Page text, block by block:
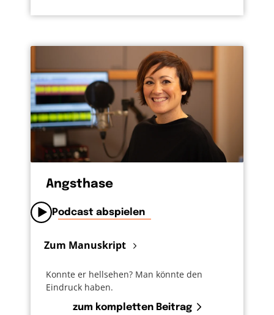
Angsthase
Podcast abspielen
Zum Manuskript
Konnte er hellsehen? Man könnte den
Eindruck haben.
zum kompletten Beitrag